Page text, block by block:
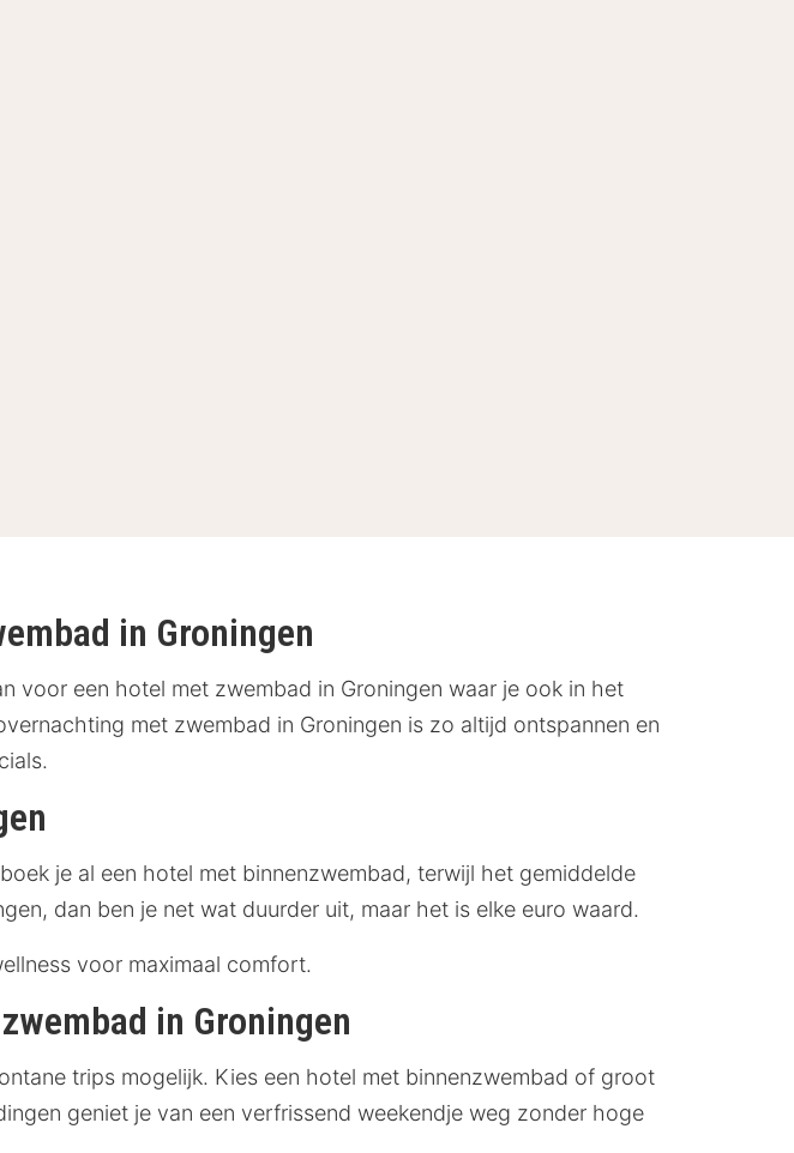
in Groningen
voor een hotel met zwembad in Groningen waar je ook in het
met zwembad in Groningen is zo altijd ontspannen en
je al een hotel met binnenzwembad, terwijl het gemiddelde
dan ben je net wat duurder uit, maar het is elke euro waard.
voor maximaal comfort.
in Groningen
trips mogelijk. Kies een hotel met binnenzwembad of groot
geniet je van een verfrissend weekendje weg zonder hoge